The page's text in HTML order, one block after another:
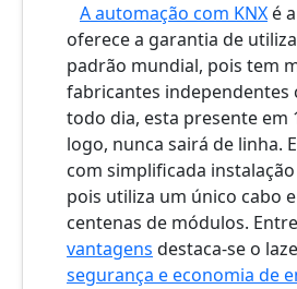
A automação com KNX é
oferece a garantia de
padrão mundial, pois tem
fabricantes independentes
todo dia, esta presente em
logo, nunca sairá de linha.
com simplificada
pois utiliza um único cabo
centenas de módulos.
vantagens destaca-se o
segurança e economia de